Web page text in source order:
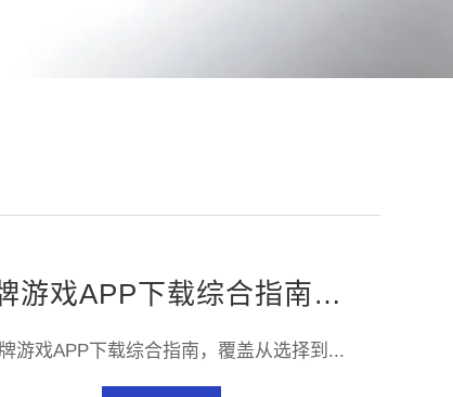
棋牌游戏APP下载综合指南：从选到装全流程
游戏APP下载综合指南，覆盖从选择到...